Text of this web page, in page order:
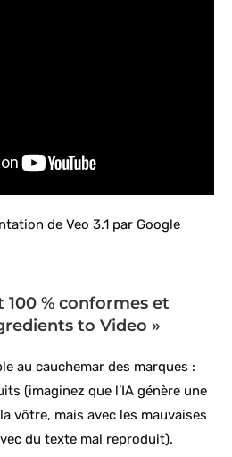
de Veo 3.1 par Google
% conformes et
to Video »
au cauchemar des marques :
(imaginez que l’IA génère une
vôtre, mais avec les mauvaises
du texte mal reproduit).